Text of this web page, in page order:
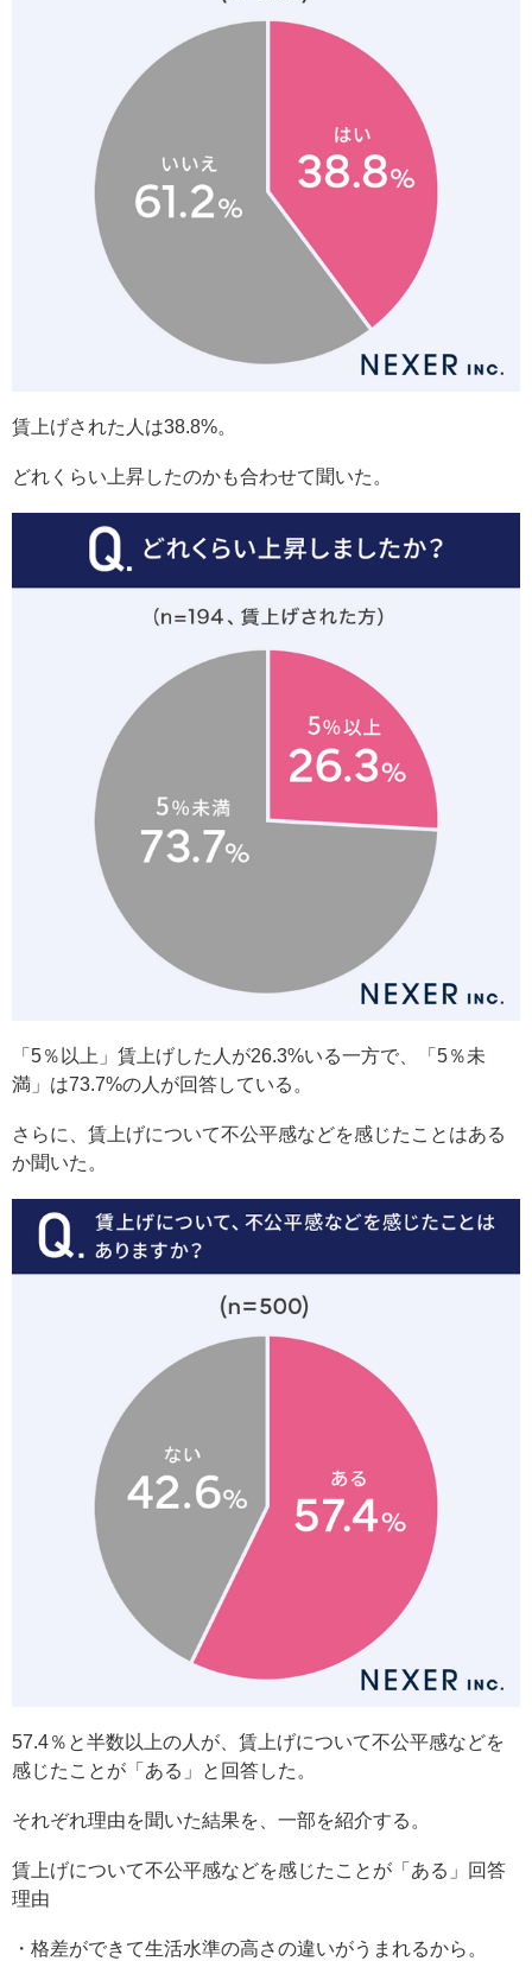
賃上げされた人は38.8%。
どれくらい上昇したのかも合わせて聞いた。
「5％以上」賃上げした人が26.3%いる一方で、「5％未
満」は73.7%の人が回答している。
さらに、賃上げについて不公平感などを感じたことはある
か聞いた。
57.4％と半数以上の人が、賃上げについて不公平感などを
感じたことが「ある」と回答した。
それぞれ理由を聞いた結果を、一部を紹介する。
賃上げについて不公平感などを感じたことが「ある」回答
理由
・格差ができて生活水準の高さの違いがうまれるから。